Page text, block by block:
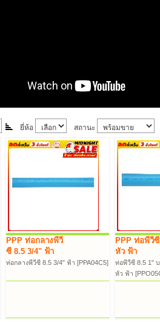
ยี่ห้อ สถานะ
PPP ท่อกลางพีวี
ซี 8.5 3/4" ฟ้า
ท่อกลางพีวีซี 8.5 3/4" ฟ้า [PPA04C5]
PPP ท่อพีวี
หัว ฟ้า
ท่อพีวีซี 8.5 1"
หัว ฟ้า